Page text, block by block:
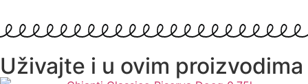
Uživajte i u ovim proizvodima